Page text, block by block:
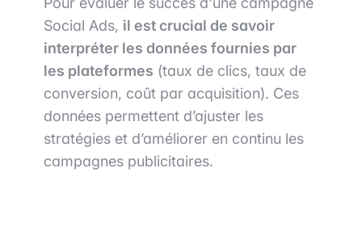
Social Ads, il est crucial de savoir
interpréter les données fournies par
les plateformes (taux de clics, taux de
conversion, coût par acquisition). Ces
données permettent d’ajuster les
stratégies et d’améliorer en continu les
campagnes publicitaires.